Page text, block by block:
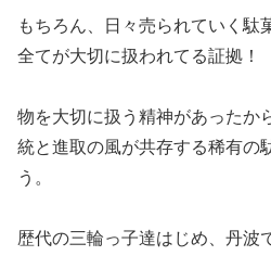
もちろん、日々売られていく駄
全てが大切に扱われてる証拠！
物を大切に扱う精神があったか
統と進取の風が共存する稀有の
う。
歴代の三輪っ子達はじめ、丹波